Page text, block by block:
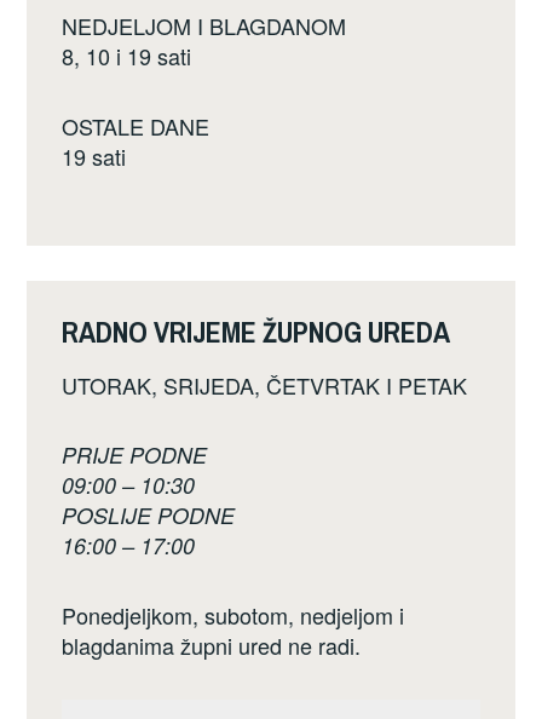
NEDJELJOM I BLAGDANOM
8, 10 i 19 sati
OSTALE DANE
19 sati
RADNO VRIJEME ŽUPNOG UREDA
UTORAK, SRIJEDA, ČETVRTAK I PETAK
PRIJE PODNE
09:00 – 10:30
POSLIJE PODNE
16:00 – 17:00
Ponedjeljkom, subotom, nedjeljom i
blagdanima župni ured ne radi.